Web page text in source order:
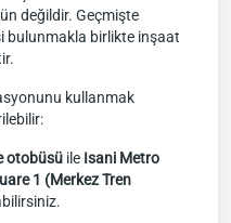
değildir. Geçmişte
bulunmakla birlikte inşaat
kullanmak
otobüsü ile Isani Metro
1 (Merkez Tren